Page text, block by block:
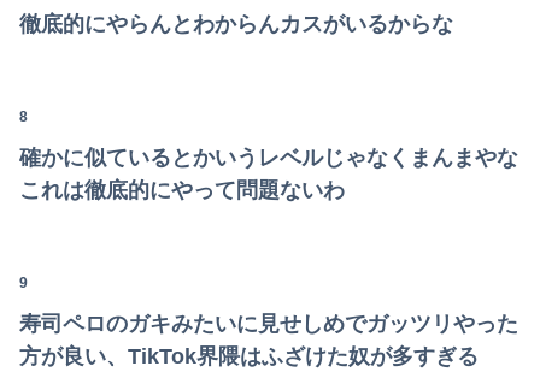
広瀬章人九段、挑決前日に親子ケンカ 「世間も家庭内でも注目度が上がる」
ワイ「子供2人目欲しいんやが、、、」ヨッメ「金は？育児は？私の仕事は？キャリアは？」
徹底的にやらんとわからんカスがいるからな
8
確かに似ているとかいうレベルじゃなくまんまやな
これは徹底的にやって問題ないわ
9
寿司ペロのガキみたいに見せしめでガッツリやった
方が良い、TikTok界隈はふざけた奴が多すぎる